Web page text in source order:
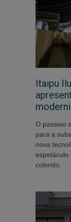
Itaipu
O passeio
para a
nova
espetáculo
colorido.